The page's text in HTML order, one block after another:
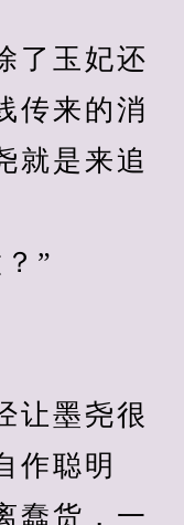
玉妃还
传来的消
就是来追
”
墨尧很
作聪明
蠢货，一